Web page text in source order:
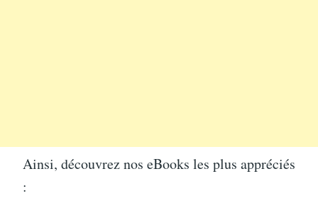
Ainsi, découvrez nos eBooks les plus appréciés
: